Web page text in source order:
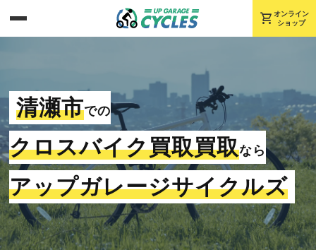
shopping_cart オンライン
ショップ
清瀬市での
クロスバイク買取買取なら
アップガレージサイクルズ